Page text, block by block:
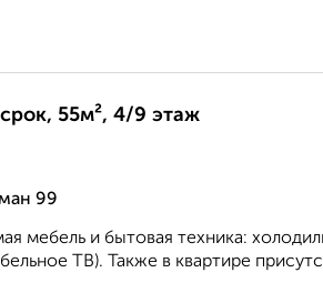
55м², 4/9 этаж
99
мебель и бытовая техника:
ТВ). Также в квартире